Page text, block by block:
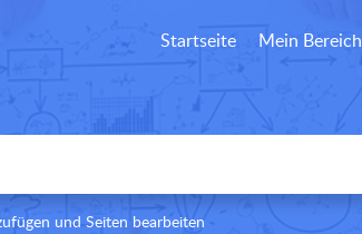
Startseite Mein Bereich
und Seiten bearbeiten